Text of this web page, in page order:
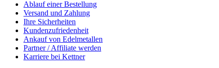
Ablauf einer Bestellung
Versand und Zahlung
Ihre Sicherheiten
Kundenzufriedenheit
Ankauf von Edelmetallen
Partner / Affiliate werden
Karriere bei Kettner